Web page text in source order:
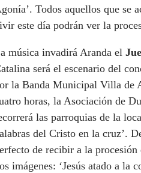
Todos aquellos que se
este día podrán ver la
música invadirá Aranda el
será el escenario del
la Banda Municipal Villa de
horas, la Asociación de
las parroquias de la
del Cristo en la cruz’.
de recibir a la
imágenes: ‘Jesús atado a la